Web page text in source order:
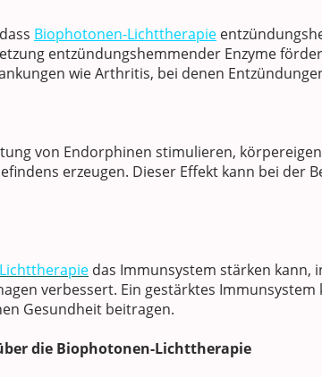
Biophotonen-Lichttherapie
entzündungshemmender Enzyme
wie Arthritis, bei denen
von Endorphinen stimulieren,
erzeugen. Dieser Effekt kann bei der
das Immunsystem stärken kann,
verbessert. Ein gestärktes Immunsystem
Gesundheit beitragen.
die Biophotonen-Lichttherapie